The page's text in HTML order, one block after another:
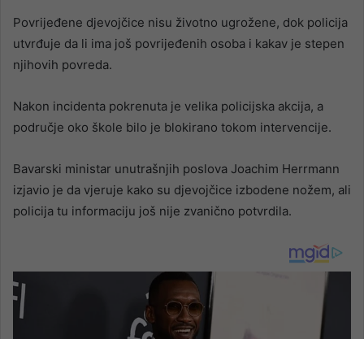
Povrijeđene djevojčice nisu životno ugrožene, dok policija
utvrđuje da li ima još povrijeđenih osoba i kakav je stepen
njihovih povreda.
Nakon incidenta pokrenuta je velika policijska akcija, a
područje oko škole bilo je blokirano tokom intervencije.
Bavarski ministar unutrašnjih poslova Joachim Herrmann
izjavio je da vjeruje kako su djevojčice izbodene nožem, ali
policija tu informaciju još nije zvanično potvrdila.